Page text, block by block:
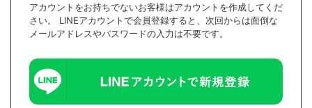
アカウントをお持ちでないお客様はアカウントを作成してくだ
さい。 LINEアカウントで会員登録すると、次回からは面倒な
メールアドレスやパスワードの入力は不要です。